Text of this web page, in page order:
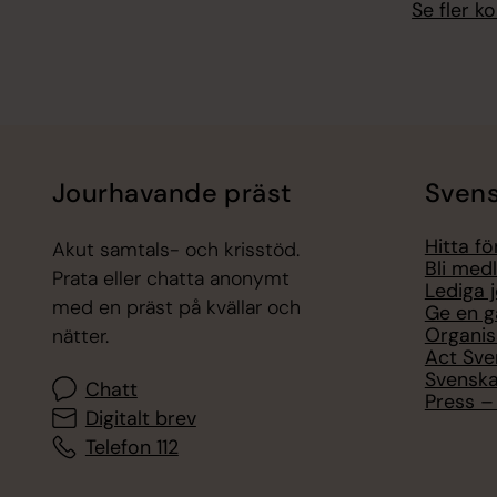
Se fler
Jourhavande präst
Akut samtals- och krisstöd.
Prata eller chatta anonymt
med en präst på kvällar och
nätter.
Chatt
Digitalt brev
Telefon 112
Hitta
Bli
Lediga
Ge en
Act
Press